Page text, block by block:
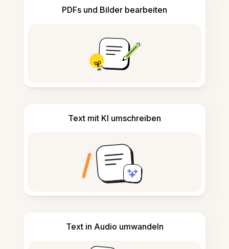
PDFs und Bilder bearbeiten
Text mit KI umschreiben
Text in Audio umwandeln